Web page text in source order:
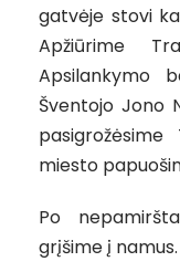
gatvėje stovi
Apžiūrime
Apsilankymo
Šventojo Jono
miesto
Po
grįšime į namus.